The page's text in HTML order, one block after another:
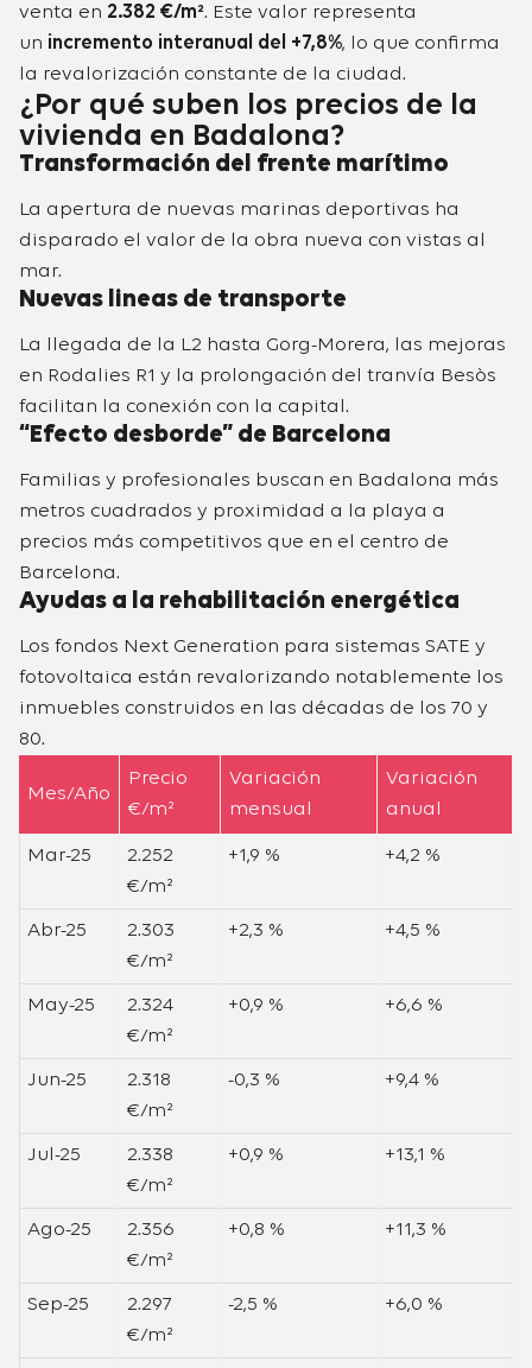
venta en 2.382 €/m². Este valor representa
un incremento interanual del +7,8%, lo que confirma
la revalorización constante de la ciudad.
¿Por qué suben los precios de la
vivienda en Badalona?
Transformación del frente marítimo
La apertura de nuevas marinas deportivas ha
disparado el valor de la obra nueva con vistas al
mar.
Nuevas lineas de transporte
La llegada de la L2 hasta Gorg-Morera, las mejoras
en Rodalies R1 y la prolongación del tranvía Besòs
facilitan la conexión con la capital.
“Efecto desborde” de Barcelona
Familias y profesionales buscan en Badalona más
metros cuadrados y proximidad a la playa a
precios más competitivos que en el centro de
Barcelona.
Ayudas a la rehabilitación energética
Los fondos Next Generation para sistemas SATE y
fotovoltaica están revalorizando notablemente los
inmuebles construidos en las décadas de los 70 y
80.
Mes/Año
Precio
€/m²
Variación
mensual
Variación
anual
Mar-25
2.252
€/m²
+1,9 % +4,2 %
Abr-25
2.303
€/m²
+2,3 % +4,5 %
May-25
2.324
€/m²
+0,9 % +6,6 %
Jun-25
2.318
€/m²
-0,3 % +9,4 %
Jul-25
2.338
€/m²
+0,9 % +13,1 %
Ago-25
2.356
€/m²
+0,8 % +11,3 %
Sep-25
2.297
€/m²
-2,5 % +6,0 %